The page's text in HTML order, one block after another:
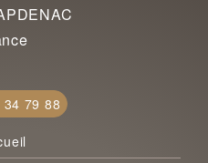
79 88